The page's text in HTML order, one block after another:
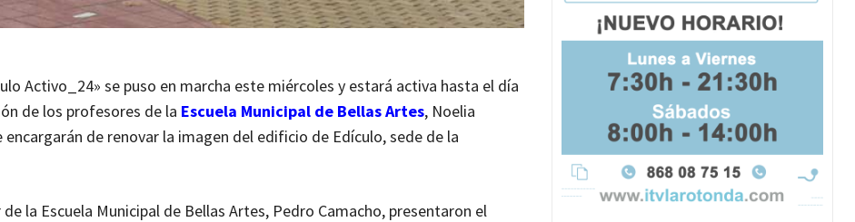
Activo_24» se puso en marcha este miércoles y estará activa hasta el día
de los profesores de la Escuela Municipal de Bellas Artes, Noelia
de renovar la imagen del edificio de Edículo, sede de la
la Escuela Municipal de Bellas Artes, Pedro Camacho, presentaron el